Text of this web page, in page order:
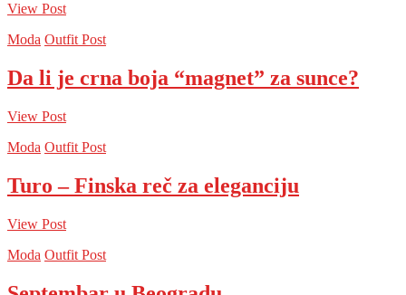
View Post
Moda Outfit Post
Da li je crna boja “magnet” za sunce?
View Post
Moda Outfit Post
Turo – Finska reč za eleganciju
View Post
Moda Outfit Post